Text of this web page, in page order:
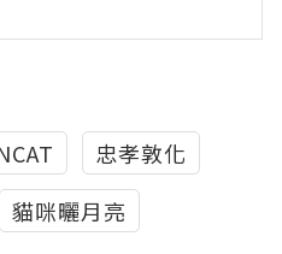
忠孝敦化
貓咪曬月亮